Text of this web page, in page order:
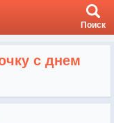
Поиск
с днем